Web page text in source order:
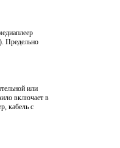
Предельно
или
включает в
кабель с